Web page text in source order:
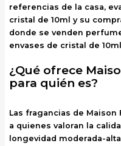
referencias de la casa,
cristal de 10ml y su
donde se venden
envases de cristal de
¿Qué ofrece
para quién es?
Las fragancias de
a quienes valoran la
longevidad moderada-